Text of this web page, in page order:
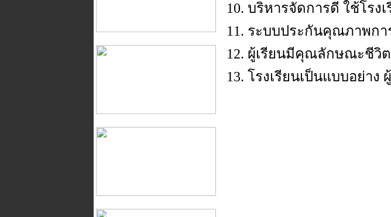
10. บริหารจัดการดี ใช้โรง
11. ระบบประกันคุณภาพก
12. ผู้เรียนมีคุณลักษณะชีวิ
13. โรงเรียนเป็นแบบอย่า